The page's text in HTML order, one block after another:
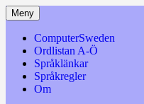
Hoppa
till
innehåll
Meny
ComputerSweden
Ordlistan A-Ö
Språklänkar
Språkregler
Om